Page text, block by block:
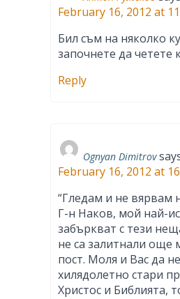
February 16, 2012 at
Бил съм на няколко
започнете да четете
Reply
Ognyan Dimitrov
February 16, 2012 at
“Гледам и не вярвам
Г-н Наков, мой най-
забъркват с тези
не са залитнали още
пост. Моля и Вас да
хилядолетно стари
Христос и Библията,